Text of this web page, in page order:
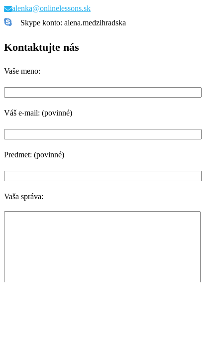
alenka@onlinelessons.sk
Skype konto: alena.medzihradska
Kontaktujte nás
Vaše meno:
Váš e-mail: (povinné)
Predmet: (povinné)
Vaša správa: